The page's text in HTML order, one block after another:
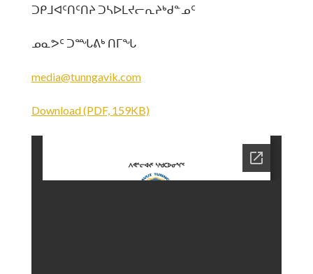
ᑐᑭᒧᐊᑦᑎᑦᑎᔨ ᑐᓴᐅᒪᔪᓕᕆᔨᒃᑯᓐᓄᑦ
ᓄᓇᕗᑦ ᑐᙵᕕᒃ ᑎᒥᖓ
media@tunngavik.com
Download (PDF, 159KB)